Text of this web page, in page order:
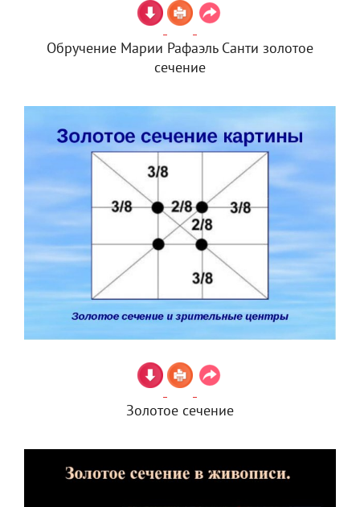
Обручение Марии Рафаэль Санти золотое
сечение
Золотое сечение